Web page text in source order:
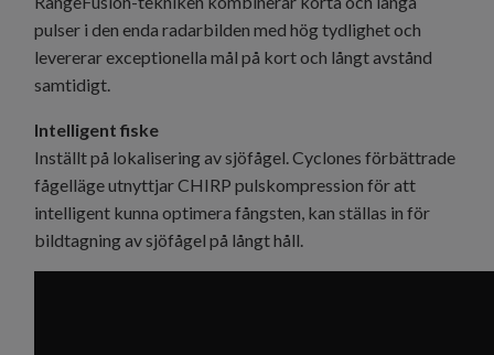
pulser i den enda radarbilden med hög tydlighet och
levererar exceptionella mål på kort och långt avstånd
samtidigt.
Intelligent fiske
Inställt på lokalisering av sjöfågel. Cyclones förbättrade
fågelläge utnyttjar CHIRP pulskompression för att
intelligent kunna optimera fångsten, kan ställas in för
bildtagning av sjöfågel på långt håll.